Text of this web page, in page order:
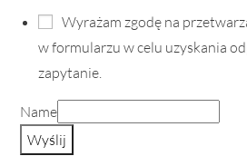
Wyrażam zgodę na
w formularzu w celu uzyskania
zapytanie.
Name
Wyślij